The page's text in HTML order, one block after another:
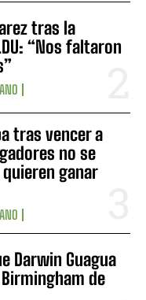
tras la
“Nos faltaron
tras vencer a
no se
ganar
Darwin Guagua
de